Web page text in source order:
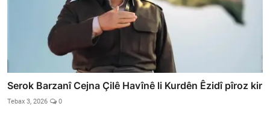
Serok Barzanî Cejna Çilê Havînê li Kurdên Êzidî pîroz kir
Tebax 3, 2026 0